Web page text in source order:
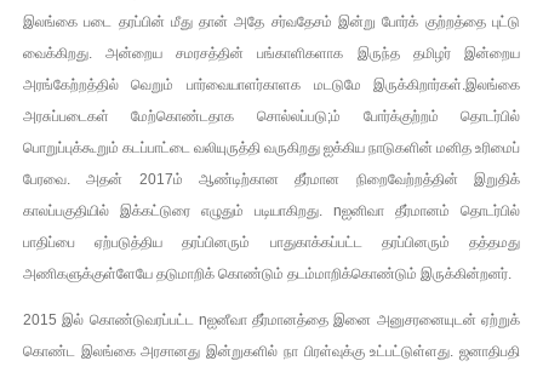
இலங்கை படை தரப்பின் மீது தான் அதே சர்வதேசம் இன்று போர்க் குற்றத்தை புட்டு
வைக்கிறது. அன்றைய சமரசத்தின் பங்காளிகளாக இருந்த தமிழர் இன்றைய
அரங்கேற்றத்தில் வெறும் பார்வையாளர்காளக மடடுமே இருக்கிறார்கள்.இலங்கை
அரசுப்படைகள் மேற்கொண்டதாக சொல்லப்படு;ம் போர்க்குற்றம் தொடர்பில்
பொறுப்புக்கூறும் கடப்பாட்டை வலியுருத்தி வருகிறது ஐக்கிய நாடுகளின் மனித உரிமைப்
பேரவை. அதன் 2017ம் ஆண்டிற்கான தீர்மான நிறைவேற்றத்தின் இறுதிக்
காலப்பகுதியில் இக்கட்டுரை எழுதும் படியாகிறது. nஐனிவா தீர்மானம் தொடர்பில்
பாதிப்பை ஏற்படுத்திய தரப்பினரும் பாதுகாக்கப்பட்ட தரப்பினரும் தத்தமது
அணிகளுக்குள்ளேயே தடுமாறிக் கொண்டும் தடம்மாறிக்கொண்டும் இருக்கின்றனர்.
2015 இல் கொண்டுவரப்பட்ட nஐனீவா தீர்மானத்தை இனை அனுசரனையுடன் ஏற்றுக்
கொண்ட இலங்கை அரசானது இன்றுகளில் நா பிரள்வுக்கு உட்பட்டுள்ளது. ஜனாதிபதி